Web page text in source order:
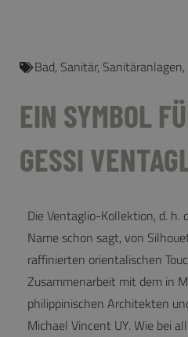
Bad, Sanitär, Sanitäranlagen,
EIN SYMBOL
GESSI
Die Ventaglio-Kollektion, d. h.
Name schon sagt, von
raffinierten orientalischen
Zusammenarbeit mit dem in
philippinischen Architekten
Michael Vincent UY. Wie bei